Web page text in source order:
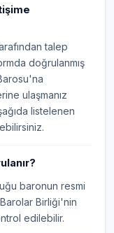
talep
doğrulanmış
ulaşmanız
listelenen
baronun resmi
Birliği'nin
edilebilir.